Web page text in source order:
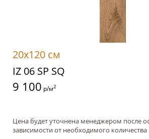
20x120 см
IZ 06 SP SQ
9 100 р/м2
Цена будет уточнена менеджером после
зависимости от необходимого количества